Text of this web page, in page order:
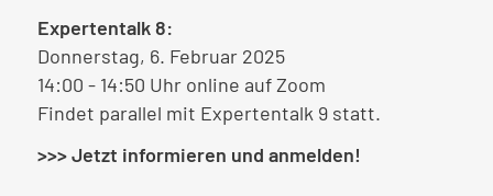
Expertentalk 8:
Donnerstag, 6. Februar 2025
14:00 - 14:50 Uhr online auf Zoom
Findet parallel mit Expertentalk 9 statt.
>>> Jetzt informieren und anmelden!